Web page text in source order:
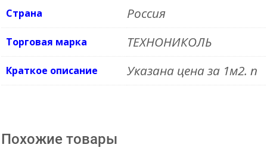
Страна Россия
Торговая марка ТЕХНОНИКОЛЬ
Краткое описание Указана цена за 1м2. n
Похожие товары